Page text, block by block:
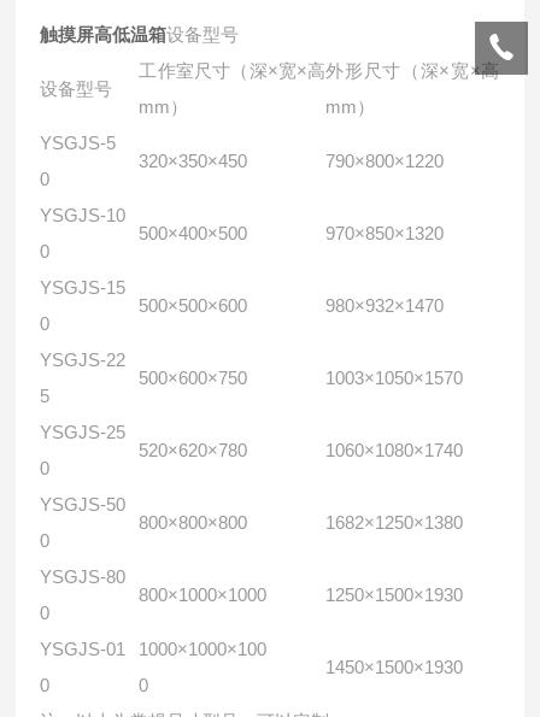
触摸屏高低温箱设备型号
设备型号
工作室尺寸（深×宽×高
mm）
外形尺寸（深×宽×高
mm）
YSGJS-5
0
320×350×450 790×800×1220
YSGJS-10
0
500×400×500 970×850×1320
YSGJS-15
0
500×500×600 980×932×1470
YSGJS-22
5
500×600×750 1003×1050×1570
YSGJS-25
0
520×620×780 1060×1080×1740
YSGJS-50
0
800×800×800 1682×1250×1380
YSGJS-80
0
800×1000×1000 1250×1500×1930
YSGJS-01
0
1000×1000×100
0
1450×1500×1930